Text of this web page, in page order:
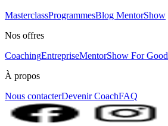
MasterclassProgrammesBlog MentorShow
Nos offres
CoachingEntrepriseMentorShow For Good
À propos
Nous contacterDevenir CoachFAQ